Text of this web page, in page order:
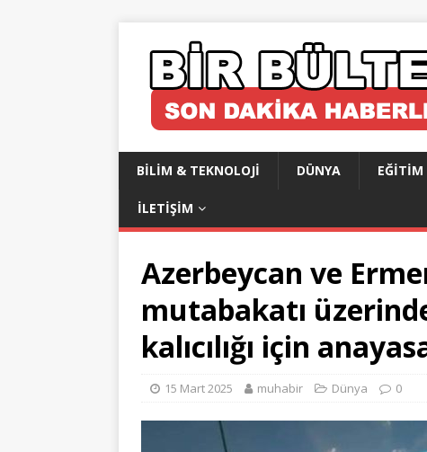
BILIM & TEKNOLOJI DÜNYA EĞITIM
İLETIŞIM
Azerbeycan ve
mutabakatı
kalıcılığı için
15 Mart 2025 muhabir Dünya 0